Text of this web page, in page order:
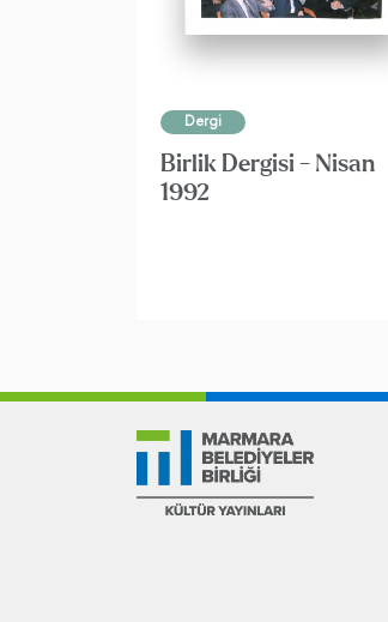
Dergi
Birlik Dergisi - Nisan
1992